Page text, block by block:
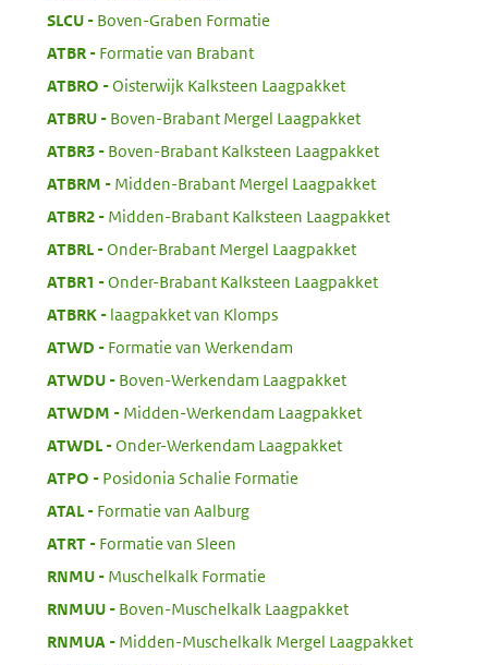
SLCU:
Boven-Graben Formatie
ATBR:
Formatie van Brabant
ATBRO
Oisterwijk Kalksteen Laagpakket
ATBRU:
Boven-Brabant Mergel Laagpakket
ATBR3:
Boven-Brabant Kalksteen Laagpakket
ATBRM
Midden-Brabant Mergel Laagpakket
ATBR2:
Midden-Brabant Kalksteen Laagpakket
ATBRL
Onder-Brabant Mergel Laagpakket
ATBR1
Onder-Brabant Kalksteen Laagpakket
ATBRK:
laagpakket van Klomps
ATWD
Formatie van Werkendam
ATWDU:
Boven-Werkendam Laagpakket
ATWDM
Midden-Werkendam Laagpakket
ATWDL
Onder-Werkendam Laagpakket
ATPO
Posidonia Schalie Formatie
ATAL
Formatie van Aalburg
ATRT:
Formatie van Sleen
RNMU:
Muschelkalk Formatie
RNMUU:
Boven-Muschelkalk Laagpakket
RNMUA
Midden-Muschelkalk Mergel Laagpakket